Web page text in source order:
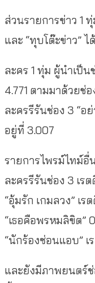
ส่วนรายการข่าว 1 ทุ่
และ “ทุบโต๊ะข่าว” ไ
ละคร 1 ทุ่ม ผู้นำเป็
4.771 ตามมาด้วยช่อ
ละครรีรันช่อง 3 “อ
อยู่ที่ 3.007
รายการไพรม์ไทม์อื่
ละครรีรันช่อง 3 เร
“อุ้มรัก เกมลวง” เร
“เธอคือพรหมลิขิต”
“นักร้องซ่อนแอบ”
และยังมีภาพยนตร์ช่